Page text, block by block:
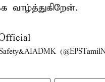
வாழ்த்துகிறேன்.